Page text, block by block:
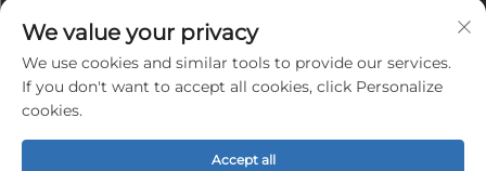
INFORMATION
Iscriviti per ricevere la nostra newsletter settimanale
We value your privacy
We use cookies and similar tools to provide our services.
If you don't want to accept all cookies, click Personalize
cookies.
Accept all